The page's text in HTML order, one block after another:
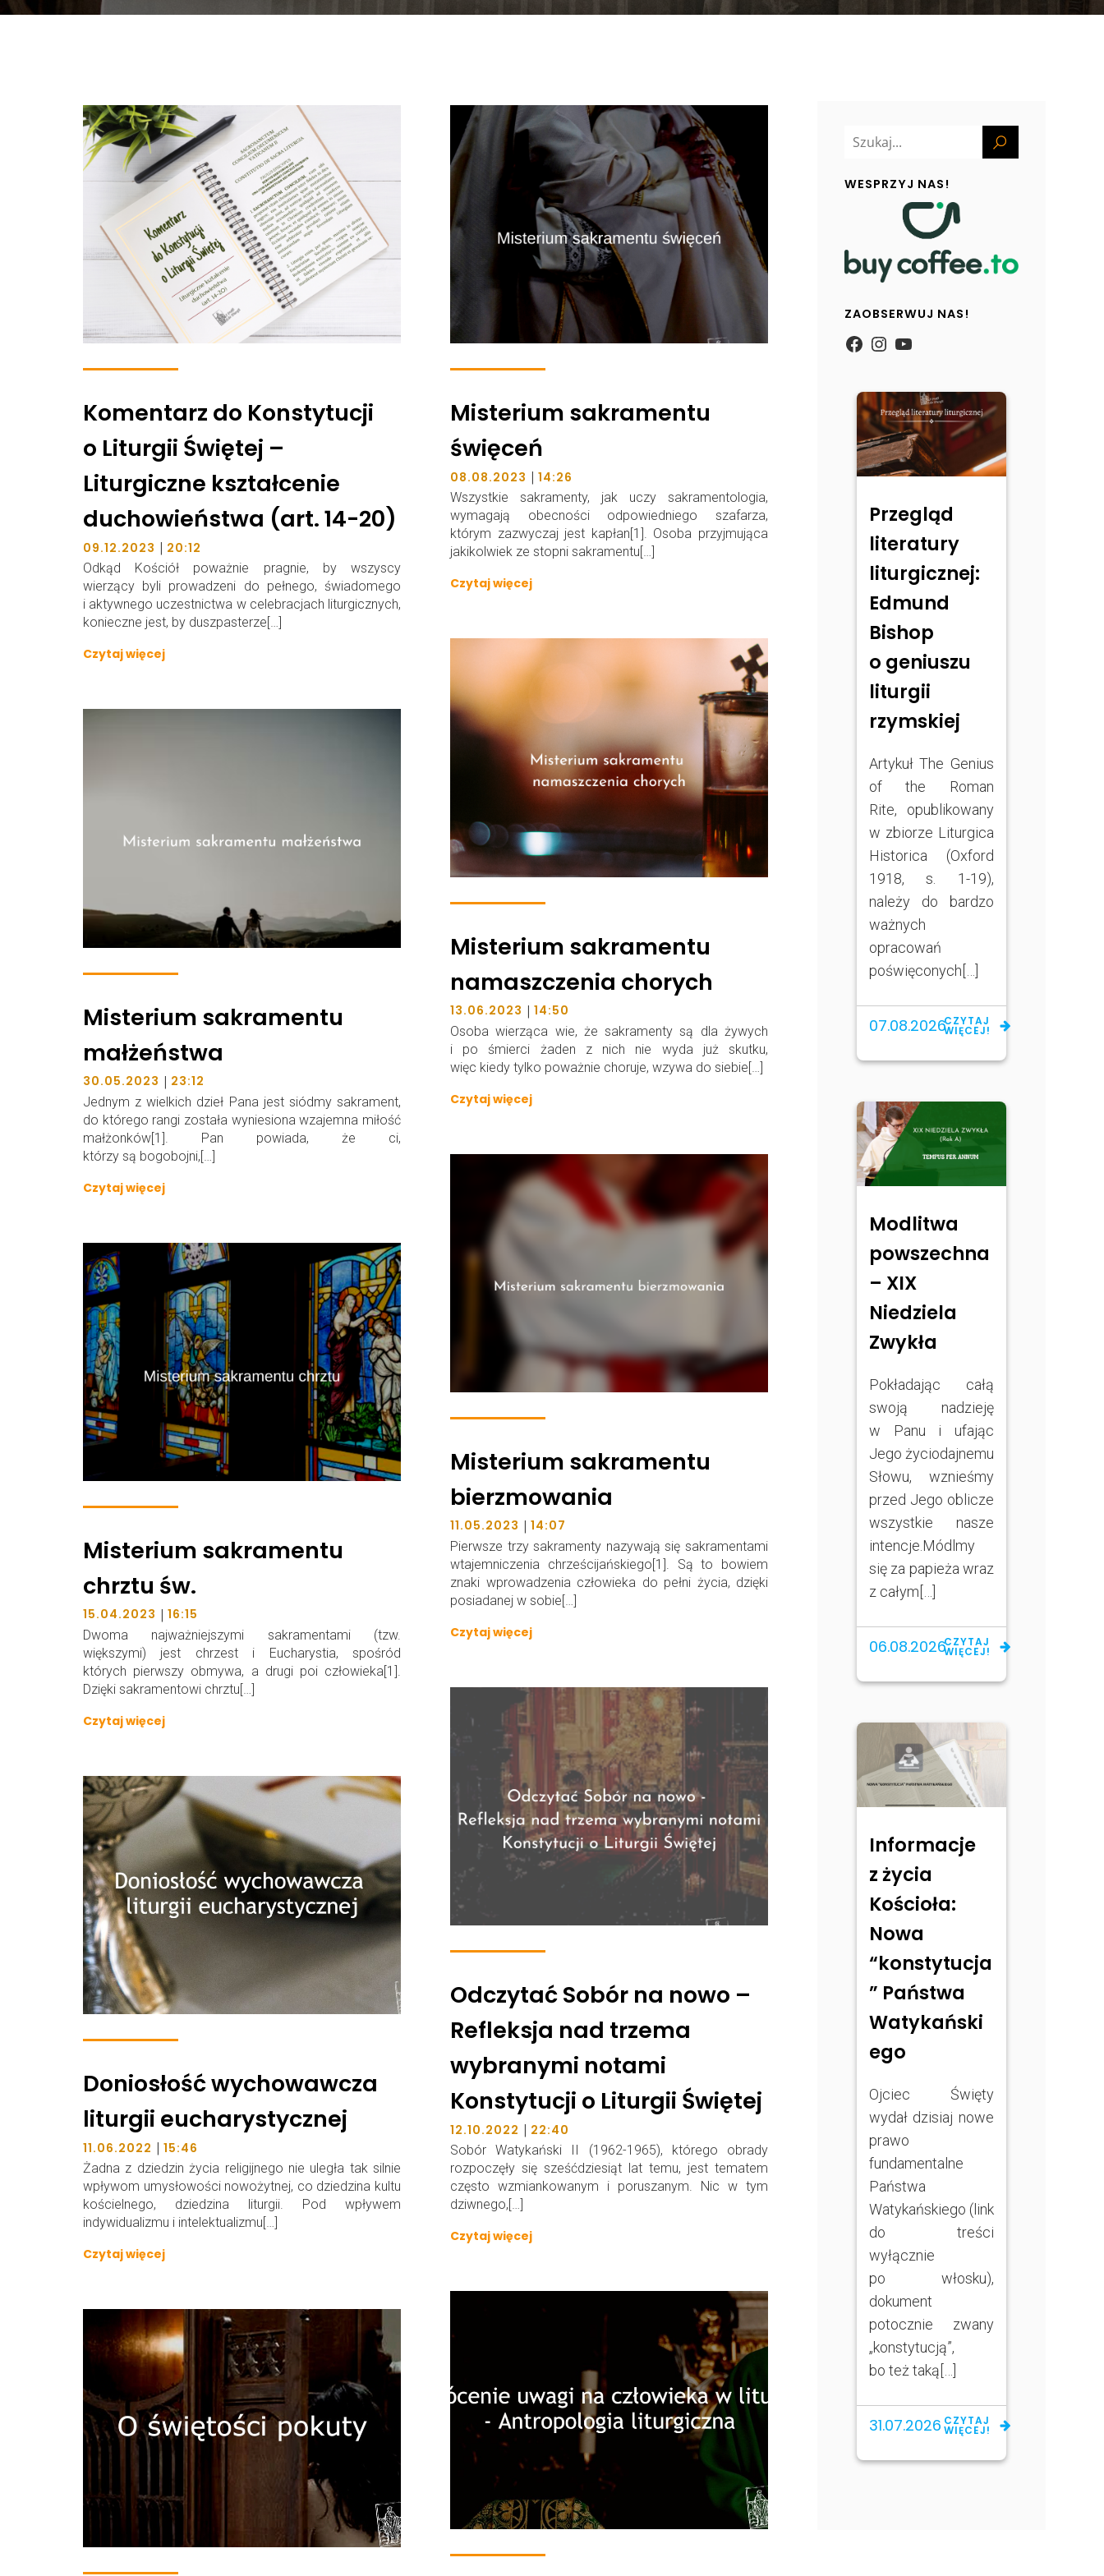
Komentarz do Konstytucji
o Liturgii Świętej –
Liturgiczne kształcenie
duchowieństwa (art. 14-20)
09.12.2023 | 20:12
Odkąd Kościół poważnie pragnie, by wszyscy
wierzący byli prowadzeni do pełnego, świadomego
i aktywnego uczestnictwa w celebracjach liturgicznych,
konieczne jest, by duszpasterze[…]
Czytaj więcej
Misterium sakramentu
święceń
08.08.2023 | 14:26
Wszystkie sakramenty, jak uczy sakramentologia,
wymagają obecności odpowiedniego szafarza,
którym zazwyczaj jest kapłan[1]. Osoba przyjmująca
jakikolwiek ze stopni sakramentu[…]
Czytaj więcej
Misterium sakramentu
namaszczenia chorych
13.06.2023 | 14:50
Osoba wierząca wie, że sakramenty są dla żywych
i po śmierci żaden z nich nie wyda już skutku,
więc kiedy tylko poważnie choruje, wzywa do siebie[…]
Czytaj więcej
Misterium sakramentu
małżeństwa
30.05.2023 | 23:12
Jednym z wielkich dzieł Pana jest siódmy sakrament,
do którego rangi została wyniesiona wzajemna miłość
małżonków[1]. Pan powiada, że ci,
którzy są bogobojni,[…]
Czytaj więcej
Misterium sakramentu
bierzmowania
11.05.2023 | 14:07
Pierwsze trzy sakramenty nazywają się sakramentami
wtajemniczenia chrześcijańskiego[1]. Są to bowiem
znaki wprowadzenia człowieka do pełni życia, dzięki
posiadanej w sobie[…]
Czytaj więcej
Misterium sakramentu
chrztu św.
15.04.2023 | 16:15
Dwoma najważniejszymi sakramentami (tzw.
większymi) jest chrzest i Eucharystia, spośród
których pierwszy obmywa, a drugi poi człowieka[1].
Dzięki sakramentowi chrztu[…]
Czytaj więcej
Odczytać Sobór na nowo –
Refleksja nad trzema
wybranymi notami
Konstytucji o Liturgii Świętej
12.10.2022 | 22:40
Sobór Watykański II (1962-1965), którego obrady
rozpoczęły się sześćdziesiąt lat temu, jest tematem
często wzmiankowanym i poruszanym. Nic w tym
dziwnego,[…]
Czytaj więcej
Doniosłość wychowawcza
liturgii eucharystycznej
11.06.2022 | 15:46
Żadna z dziedzin życia religijnego nie uległa tak silnie
wpływom umysłowości nowożytnej, co dziedzina kultu
kościelnego, dziedzina liturgii. Pod wpływem
indywidualizmu i intelektualizmu[…]
Czytaj więcej
WESPRZYJ NAS!
ZAOBSERWUJ NAS!
https://
Instagram
YouTube
Przegląd
literatury
liturgicznej:
Edmund
Bishop
o geniuszu
liturgii
rzymskiej
Artykuł The Genius
of the Roman
Rite, opublikowany
w zbiorze Liturgica
Historica (Oxford
1918, s. 1-19),
należy do bardzo
ważnych
opracowań
poświęconych[…]
07.08.2026CZYTAJ
WIĘCEJ!
Modlitwa
powszechna
– XIX
Niedziela
Zwykła
Pokładając całą
swoją nadzieję
w Panu i ufając
Jego życiodajnemu
Słowu, wznieśmy
przed Jego oblicze
wszystkie nasze
intencje.Módlmy
się za papieża wraz
z całym[…]
06.08.2026CZYTAJ
WIĘCEJ!
Informacje
z życia
Kościoła:
Nowa
“konstytucja
” Państwa
Watykański
ego
Ojciec Święty
wydał dzisiaj nowe
prawo
fundamentalne
Państwa
Watykańskiego (link
do treści
wyłącznie
po włosku),
dokument
potocznie zwany
„konstytucją”,
bo też taką[…]
31.07.2026 CZYTAJ
WIĘCEJ!